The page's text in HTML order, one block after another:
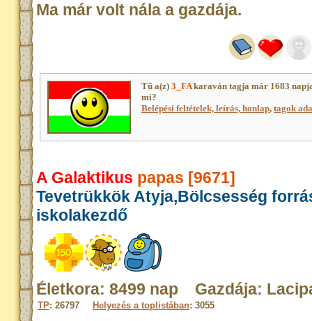
Ma már volt nála a gazdája.
Tű a(z) 3_FAkaraván tagja már 1683
mi?
Belépési feltételek, leírás, honlap, tagok
A Galaktikus papas [9671]
Tevetrükkök Atyja,Bölcsesség
iskolakezdő
Életkora: 8499 nap Gazdája:
TP: 26797 Helyezés a toplistában: 3055